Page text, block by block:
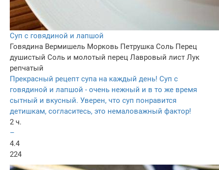
Суп с говядиной и лапшой
Говядина Вермишель Морковь Петрушка Соль Перец
душистый Соль и молотый перец Лавровый лист Лук
репчатый
Прекрасный рецепт супа на каждый день! Суп с
говядиной и лапшой - очень нежный и в то же время
сытный и вкусный. Уверен, что суп понравится
детишкам, согласитесь, это немаловажный фактор!
2 ч.
–
4.4
224